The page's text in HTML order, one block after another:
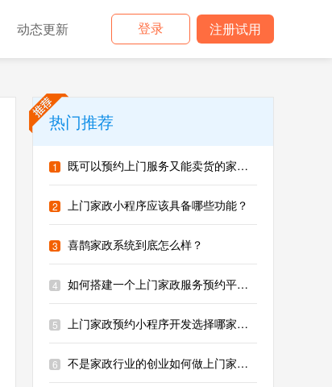
动态更新 登录 注册试用
热门推荐
1 既可以预约上门服务又能卖货的家政小程序？
2 上门家政小程序应该具备哪些功能？
3 喜鹊家政系统到底怎么样？
4 如何搭建一个上门家政服务预约平台？
5 上门家政预约小程序开发选择哪家公司好？
6 不是家政行业的创业如何做上门家政服务平台？